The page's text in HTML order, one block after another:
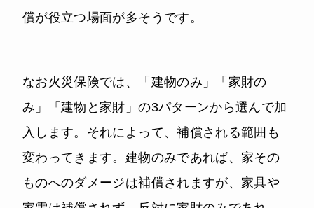
償が役立つ場面が多そうです。
なお火災保険では、「建物のみ」「家財の
み」「建物と家財」の3パターンから選んで加
入します。それによって、補償される範囲も
変わってきます。建物のみであれば、家その
ものへのダメージは補償されますが、家具や